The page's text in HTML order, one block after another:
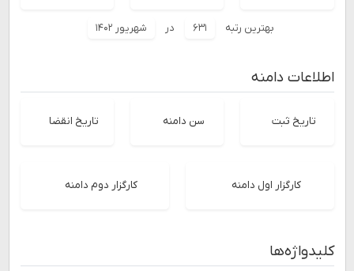
بهترین رتبه ۶۳۱ در شهریور ۱۴۰۲
اطلاعات دامنه
تاریخ ثبت سن دامنه تاریخ انقضا
کارگزار اول دامنه کارگزار دوم دامنه
کلیدواژه‌ها